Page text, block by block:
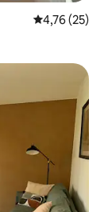
Priemerné
4,76 (25)